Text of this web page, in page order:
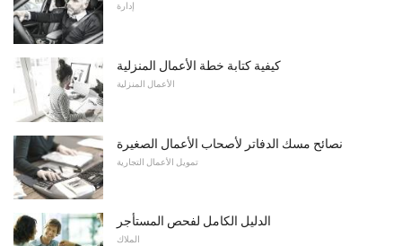
إدارة
كيفية كتابة خطة الأعمال المنزلية
الأعمال المنزلية
نصائح مسك الدفاتر لأصحاب الأعمال الصغيرة
تمويل الأعمال التجارية
الدليل الكامل لفحص المستأجر
الملاك